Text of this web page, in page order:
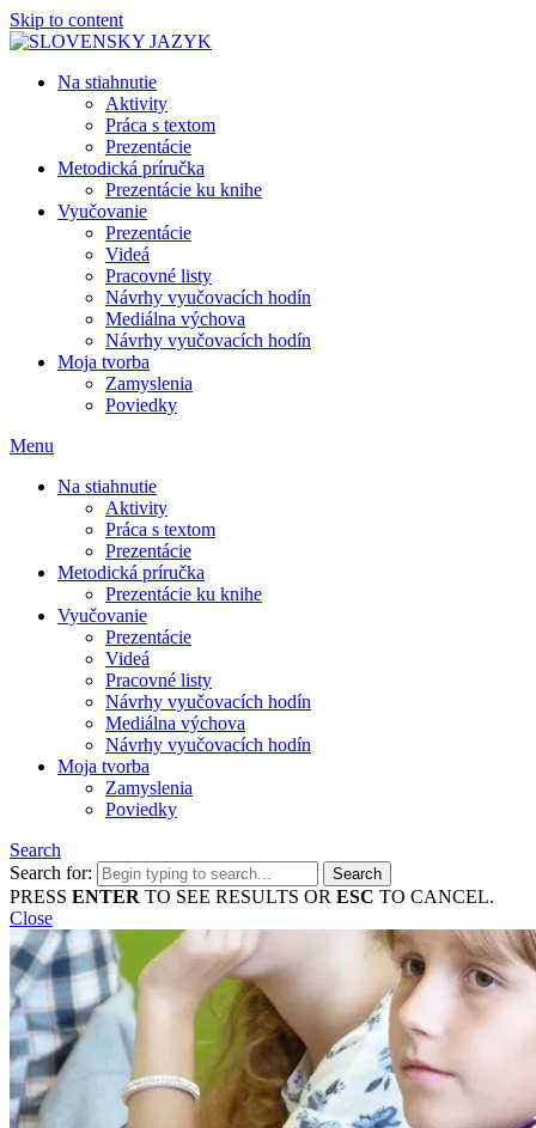
Skip to content
Na stiahnutie
Aktivity
Práca s textom
Prezentácie
Metodická príručka
Prezentácie ku knihe
Vyučovanie
Prezentácie
Videá
Pracovné listy
Návrhy vyučovacích hodín
Mediálna výchova
Návrhy vyučovacích hodín
Moja tvorba
Zamyslenia
Poviedky
Menu
Na stiahnutie
Aktivity
Práca s textom
Prezentácie
Metodická príručka
Prezentácie ku knihe
Vyučovanie
Prezentácie
Videá
Pracovné listy
Návrhy vyučovacích hodín
Mediálna výchova
Návrhy vyučovacích hodín
Moja tvorba
Zamyslenia
Poviedky
Search
Search for:
PRESS ENTER TO SEE RESULTS OR ESC TO CANCEL.
Close